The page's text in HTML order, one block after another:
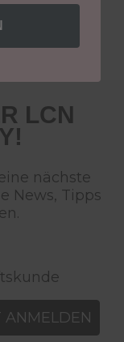
LCN
nächste
News, Tipps
ANMELDEN